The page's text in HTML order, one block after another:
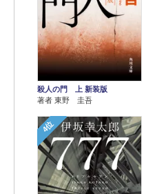
殺人の門 上 新装版
著者 東野 圭吾
4位